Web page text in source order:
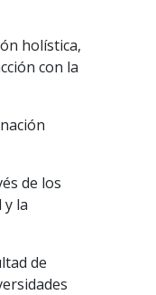
holística,
con la
de los
la
de